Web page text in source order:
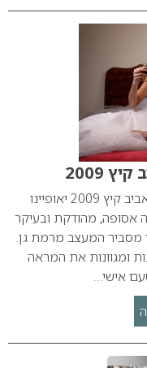
2009
סגנונות תסרוקת ועיצובים עדכניים לאביב קיץ 2009 יאופיינו
אסופה, מהודקת ובעיקר
מסביר המעצב מרמת גן.
ומגוונות את המראה
אישי…